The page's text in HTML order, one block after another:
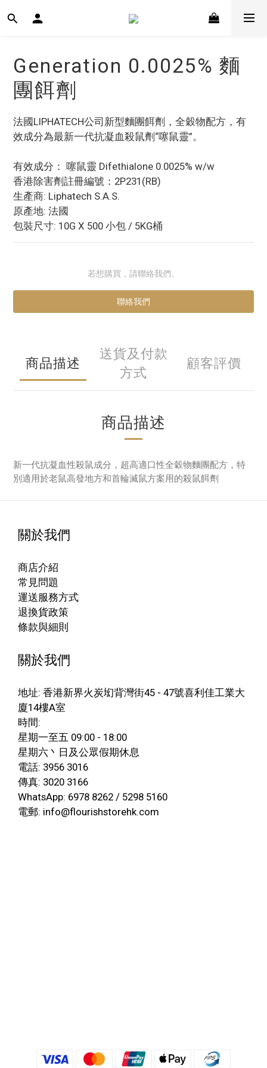
Generation 0.0025% 麵
團餌劑
法國LIPHATECH公司新型麵團餌劑，全穀物配方，有
效成分為最新一代抗凝血殺鼠劑“噻鼠靈”。
有效成分： 噻鼠靈 Difethialone 0.0025% w/w
香港除害劑註冊編號：2P231(RB)
生產商: Liphatech S.A.S.
原產地: 法國
包裝尺寸: 10G X 500 小包 / 5KG桶
若想購買，請聯絡我們。
聯絡我們
商品描述
送貨及付款
方式
顧客評價
商品描述
新一代抗凝血性殺鼠成分，超高適口性全穀物麵團配方，特
別適用於老鼠高發地方和首輪滅鼠方案用的殺鼠餌劑
關於我們
商店介紹
常見問題
運送服務方式
退換貨政策
條款與細則
關於我們
地址: 香港新界火炭㘭背灣街45 - 47號喜利佳工業大
廈14樓A室
時間:
星期一至五 09:00 - 18:00
星期六丶日及公眾假期休息
電話: 3956 3016
傳真: 3020 3166
WhatsApp: 6978 8262 / 5298 5160
電郵: info@flourishstorehk.com